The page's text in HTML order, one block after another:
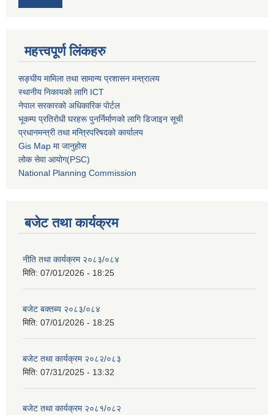
महत्त्वपूर्ण लिंकहरु
सङ्घीय मामिला तथा सामान्य प्रशासन मन्त्रालय
स्थानीय निकायको लागि ICT
नेपाल सरकारको अधिकारिक पोर्टल
भूकम्प प्रतिरोधी घरहरू पुनर्निर्माणको लागि डिजाइन सूची
प्रधानमन्त्री तथा मन्त्रिपरिषदको कार्यालय
Gis Map मा जानुहोस
लोक सेवा आयोग(PSC)
National Planning Commission
बजेट तथा कार्यक्रम
नीति तथा कार्यक्रम २०८३/०८४
मिति: 07/01/2026 - 18:25
बजेट बक्तब्य २०८३/०८४
मिति: 07/01/2026 - 18:25
बजेट तथा कार्यक्रम २०८२/०८३
मिति: 07/31/2025 - 13:32
बजेट तथा कार्यक्रम २०८१/०८२